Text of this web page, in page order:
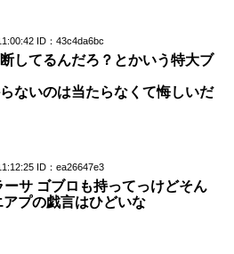
ID：43c4da6bc
してるんだろ？とかいう特大ブ
ないのは当たらなくて悔しいだ
ID：ea26647e3
サ ゴブロも持ってっけどそん
プの戯言はひどいな